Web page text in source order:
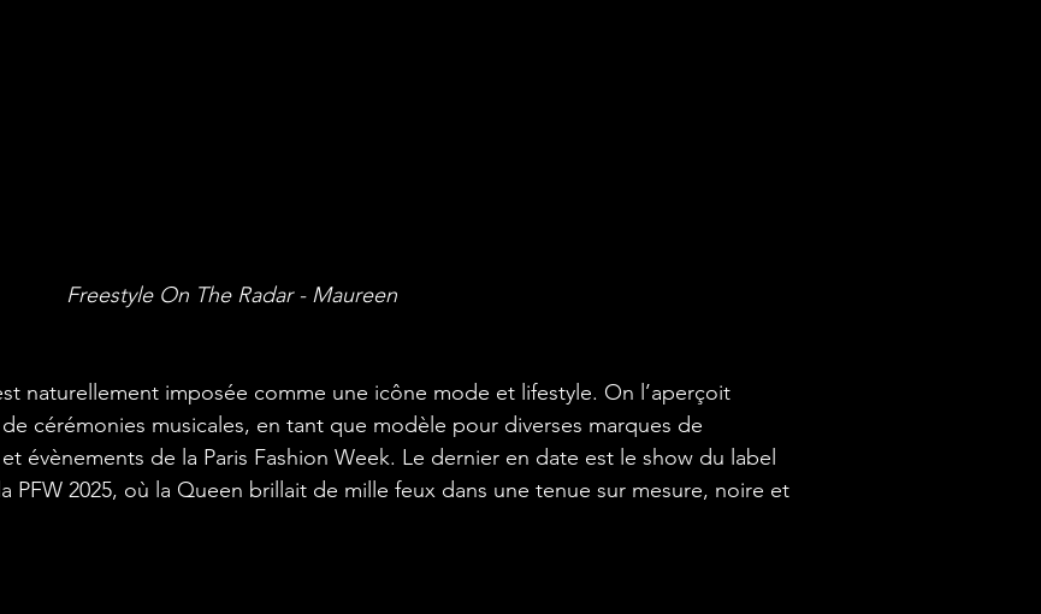
Freestyle On The Radar - Maureen
naturellement imposée comme une icône mode et lifestyle. On l’aperçoit
cérémonies musicales, en tant que modèle pour diverses marques de
évènements de la Paris Fashion Week. Le dernier en date est le show du label
PFW 2025, où la Queen brillait de mille feux dans une tenue sur mesure, noire et